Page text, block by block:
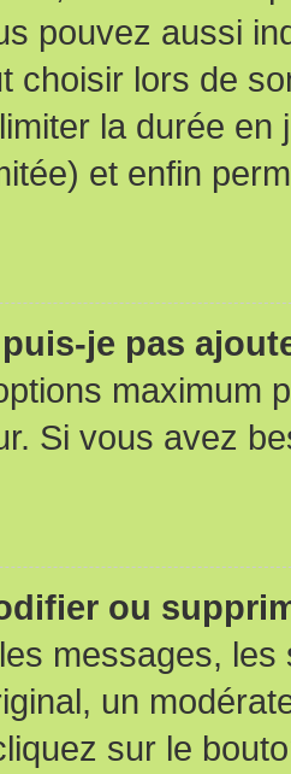
pouvez aussi
choisir lors de
la durée
et enfin
je pas
maximum
Si vous avez
ou
messages,
un
sur le